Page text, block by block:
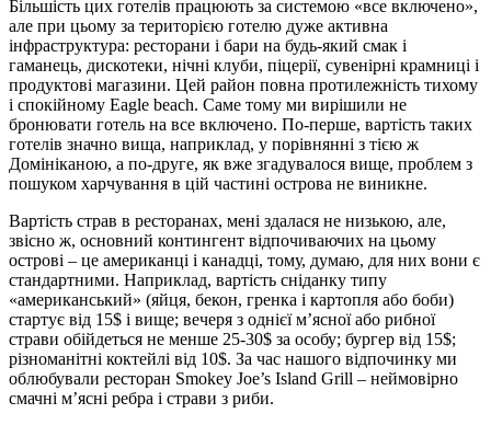
Більшість цих готелів працюють за системою «все включено»,
але при цьому за територією готелю дуже активна
інфраструктура: ресторани і бари на будь-який смак і
гаманець, дискотеки, нічні клуби, піцерії, сувенірні крамниці і
продуктові магазини. Цей район повна протилежність тихому
і спокійному Eagle beach. Саме тому ми вирішили не
бронювати готель на все включено. По-перше, вартість таких
готелів значно вища, наприклад, у порівнянні з тією ж
Домініканою, а по-друге, як вже згадувалося вище, проблем з
пошуком харчування в цій частині острова не виникне.
Вартість страв в ресторанах, мені здалася не низькою, але,
звісно ж, основний контингент відпочиваючих на цьому
острові – це американці і канадці, тому, думаю, для них вони є
стандартними. Наприклад, вартість сніданку типу
«американський» (яйця, бекон, гренка і картопля або боби)
стартує від 15$ і вище; вечеря з однієї м’ясної або рибної
страви обійдеться не менше 25-30$ за особу; бургер від 15$;
різноманітні коктейлі від 10$. За час нашого відпочинку ми
облюбували ресторан Smokey Joe’s Island Grill – неймовірно
смачні м’ясні ребра і страви з риби.